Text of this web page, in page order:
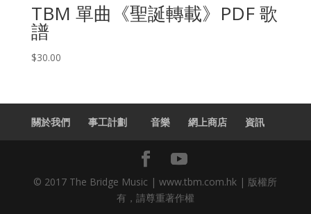
TBM 單曲《聖誕轉載》PDF 歌
譜
$30.00
關於我們 事工計劃 音樂 網上商店 資訊
© 2017 The Bridge Music | www.tbm.com.hk | 版權所
有，請尊重著作權